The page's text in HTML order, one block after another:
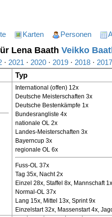
Karten Personen
Lena Baath Veikko
· 2021 · 2020 · 2019 · 2018 · 2017
Typ
International (offen) 12x
Deutsche Meisterschaften 3x
Deutsche Bestenkämpfe 1x
Bundesrangliste 4x
nationale OL 2x
Landes-Meisterschaften 3x
Bayerncup 3x
regionale OL 6x
Fuss-OL 37x
Tag 35x, Nacht 2x
Einzel 28x, Staffel 8x, Mannschaft 1x
Normal-OL 37x
Lang 15x, Mittel 13x, Sprint 9x
Einzelstart 32x, Massenstart 4x,